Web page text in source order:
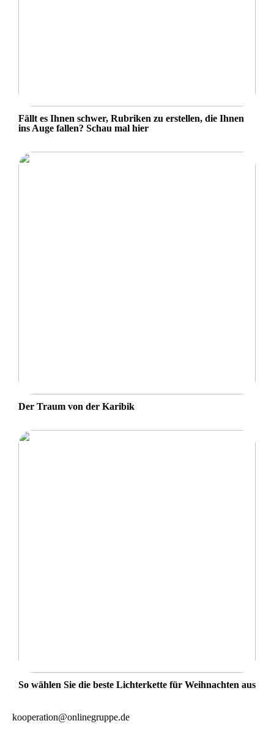
Fällt es Ihnen schwer, Rubriken zu erstellen, die Ihnen
ins Auge fallen? Schau mal hier
Der Traum von der Karibik
So wählen Sie die beste Lichterkette für Weihnachten aus
kooperation@onlinegruppe.de